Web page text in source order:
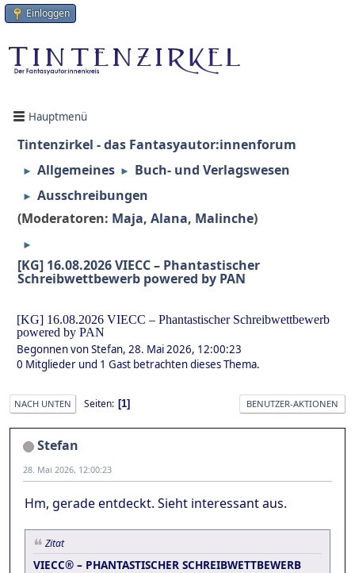
Einloggen
Hauptmenü
Tintenzirkel - das Fantasyautor:innenforum
► Allgemeines ► Buch- und Verlagswesen
► Ausschreibungen
(Moderatoren: Maja, Alana, Malinche)
►
[KG] 16.08.2026 VIECC – Phantastischer
Schreibwettbewerb powered by PAN
[KG] 16.08.2026 VIECC – Phantastischer Schreibwettbewerb
powered by PAN
Begonnen von Stefan, 28. Mai 2026, 12:00:23
0 Mitglieder und 1 Gast betrachten dieses Thema.
NACH UNTEN Seiten 1 BENUTZER-AKTIONEN
Stefan
28. Mai 2026, 12:00:23
Hm, gerade entdeckt. Sieht interessant aus.
Zitat
VIECC® – PHANTASTISCHER SCHREIBWETTBEWERB